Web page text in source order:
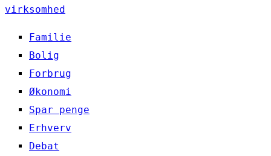
virksomhed
Familie
Bolig
Forbrug
Økonomi
Spar penge
Erhverv
Debat